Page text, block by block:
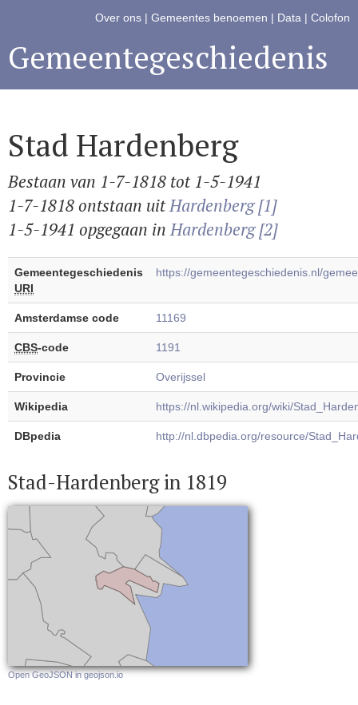
Over ons | Gemeentes benoemen | Data | Colofon
Gemeentegeschiedenis
Stad Hardenberg
Bestaan van 1-7-1818 tot 1-5-1941
1-7-1818 ontstaan uitHardenberg [1]
1-5-1941 opgegaan inHardenberg [2]
Gemeentegeschiedenis
URI
https://gemeentegeschiedenis.nl/
Amsterdamse code 11169
CBS-code 1191
Provincie Overijssel
Wikipedia https://nl.wikipedia.org/wiki/
DBpedia http://nl.dbpedia.org/resource/
Stad-Hardenberg in 1819
Open GeoJSON in geojson.io